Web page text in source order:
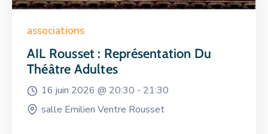
associations
AIL Rousset : Représentation Du
Théâtre Adultes
16 juin 2026 @ 20:30 - 21:30
salle Emilien Ventre Rousset